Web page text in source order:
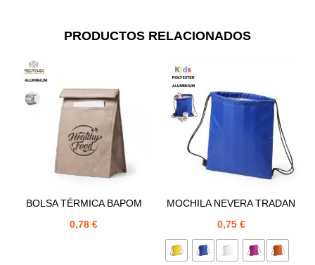
PRODUCTOS RELACIONADOS
BOLSA TÉRMICA BAPOM
0,78€
MOCHILA NEVERA TRADAN
0,75 €